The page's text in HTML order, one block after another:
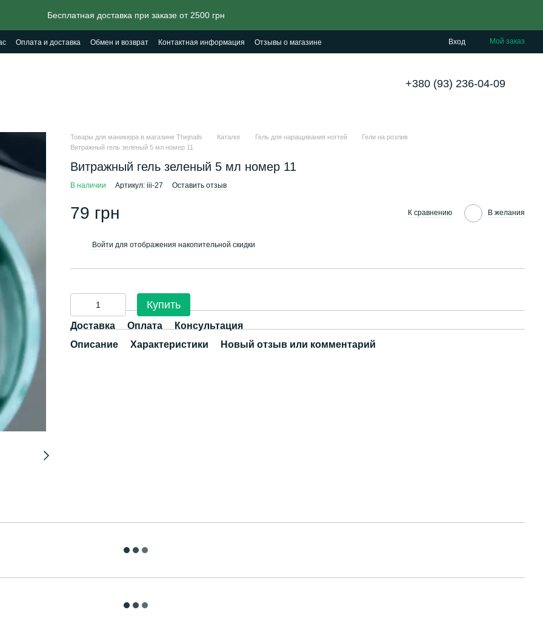
Бесплатная доставка при заказе от 2500 грн
Оплата и доставка Обмен и возврат Контактная информация Отзывы о магазине Вход Мой заказ
+380 (93) 236-04-09
Товары для маникюра в магазине Thejnails Каталог Гель для наращивания ногтей
Гели на розлив
Витражный гель зеленый 5 мл номер 11
Витражный гель зеленый 5 мл номер 11
В наличии Артикул: iii-27 Оставить отзыв
79 грн К сравнению В желания
Войти для отображения накопительной скидки
Купить
Доставка Оплата
Консультация
Описание
Характеристики Новый отзыв или комментарий